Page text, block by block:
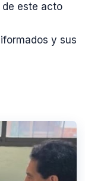
este acto
y sus